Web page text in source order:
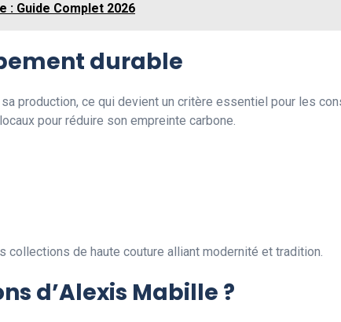
: Guide Complet 2026
durable
production, ce qui devient un critère essentiel pour les
pour réduire son empreinte carbone.
de haute couture alliant modernité et tradition.
d’Alexis Mabille ?